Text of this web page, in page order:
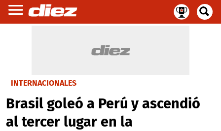
INTERNACIONALES
Brasil goleó a Perú y ascendió
al tercer lugar en la